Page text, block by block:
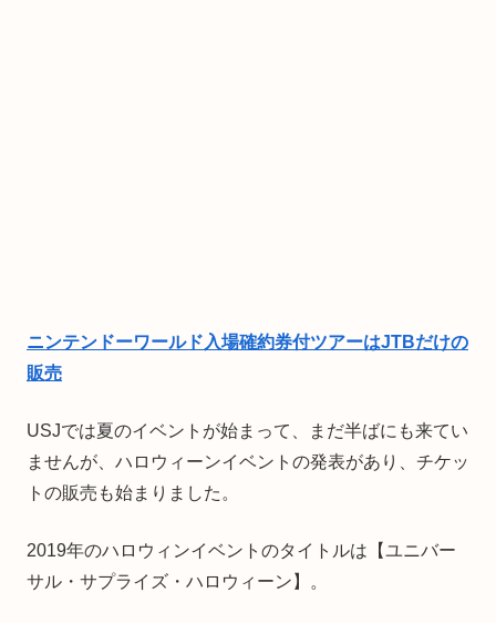
ニンテンドーワールド入場確約券付ツアーはJTBだけの
販売
USJでは夏のイベントが始まって、まだ半ばにも来てい
ませんが、ハロウィーンイベントの発表があり、チケッ
トの販売も始まりました。
2019年のハロウィンイベントのタイトルは【ユニバー
サル・サプライズ・ハロウィーン】。